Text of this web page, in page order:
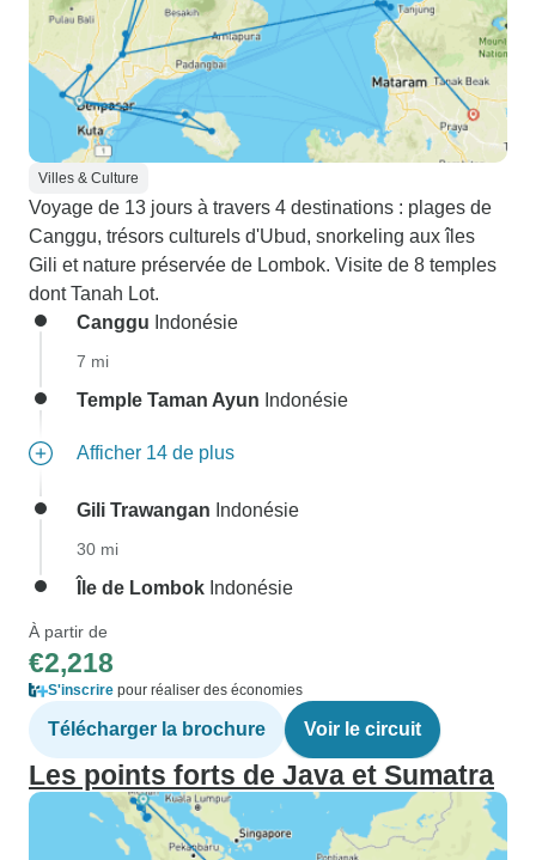
Villes & Culture
Voyage de 13 jours à travers 4 destinations : plages de
Canggu, trésors culturels d'Ubud, snorkeling aux îles
Gili et nature préservée de Lombok. Visite de 8 temples
dont Tanah Lot.
Canggu Indonésie
7 mi
Temple Taman Ayun Indonésie
Afficher 14 de plus
Gili Trawangan Indonésie
30 mi
Île de Lombok Indonésie
À partir de
€2,218
S'inscrire pour réaliser des économies
Télécharger la brochure Voir le circuit
Les points forts de Java et Sumatra